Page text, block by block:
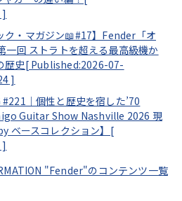
]
ク・マガジン📖#17】Fender「オ
一回 ストラトを超える最高級機か
歴史[ Published:2026-07-
]
｜個性と歴史を宿した’70
Guitar Show Nashville 2026 現
ベースコレクション】[
]
"Fender"のコンテンツ一覧